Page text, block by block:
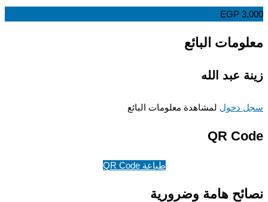
EGP
البائع
عبد الله
دخوللمشاهدة معلومات البائع
QR
طباعة QR Code
هامة وضرورية